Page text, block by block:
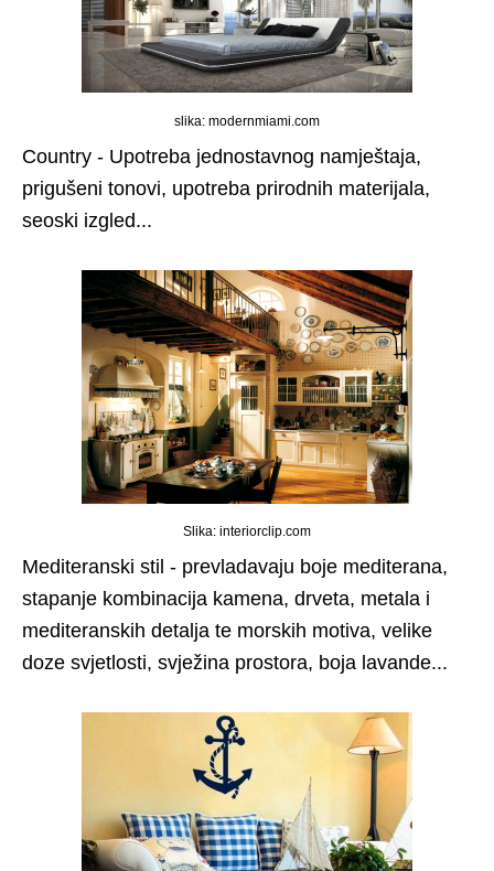
slika: modernmiami.com
Country - Upotreba jednostavnog namještaja,
prigušeni tonovi, upotreba prirodnih materijala,
seoski izgled...
Slika: interiorclip.com
Mediteranski stil - prevladavaju boje mediterana,
stapanje kombinacija kamena, drveta, metala i
mediteranskih detalja te morskih motiva, velike
doze svjetlosti, svježina prostora, boja lavande...